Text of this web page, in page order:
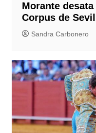
Morante
Corpus de
Sandra Carbonero